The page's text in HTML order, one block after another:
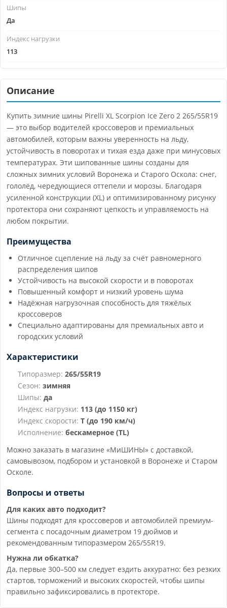
Шипы
Да
Индекс нагрузки
113
Описание
Купить зимние шины Pirelli XL Scorpion Ice Zero 2 265/55R19
— это выбор водителей кроссоверов и премиальных
автомобилей, которым важны уверенность на льду,
устойчивость в поворотах и тихая езда даже при минусовых
температурах. Эти шипованные шины созданы для
сложных зимних условий Воронежа и Старого Оскола: снег,
гололёд, чередующиеся оттепели и морозы. Благодаря
усиленной конструкции (XL) и оптимизированному рисунку
протектора они сохраняют цепкость и управляемость на
любом покрытии.
Преимущества
Отличное сцепление на льду за счёт равномерного
распределения шипов
Устойчивость на высокой скорости и в поворотах
Повышенный комфорт и низкий уровень шума
Надёжная нагрузочная способность для тяжёлых
кроссоверов
Специально адаптированы для премиальных авто и
городских условий
Характеристики
Типоразмер: 265/55R19
Сезон: зимняя
Шипы: да
Индекс нагрузки: 113 (до 1150 кг)
Индекс скорости: T (до 190 км/ч)
Исполнение: бескамерное (TL)
Можно заказать в магазине «МиШИНЫ» с доставкой,
самовывозом, подбором и установкой в Воронеже и Старом
Осколе.
Вопросы и ответы
Для каких авто подходит?
Шины подходят для кроссоверов и автомобилей премиум-
сегмента с посадочным диаметром 19 дюймов и
рекомендованным типоразмером 265/55R19.
Нужна ли обкатка?
Да, первые 300–500 км следует ездить аккуратно: без резких
стартов, торможений и высоких скоростей, чтобы шипы
правильно зафиксировались в протекторе.